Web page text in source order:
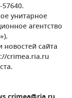
унитарное
агентство
сайта
crimea.ria.ru